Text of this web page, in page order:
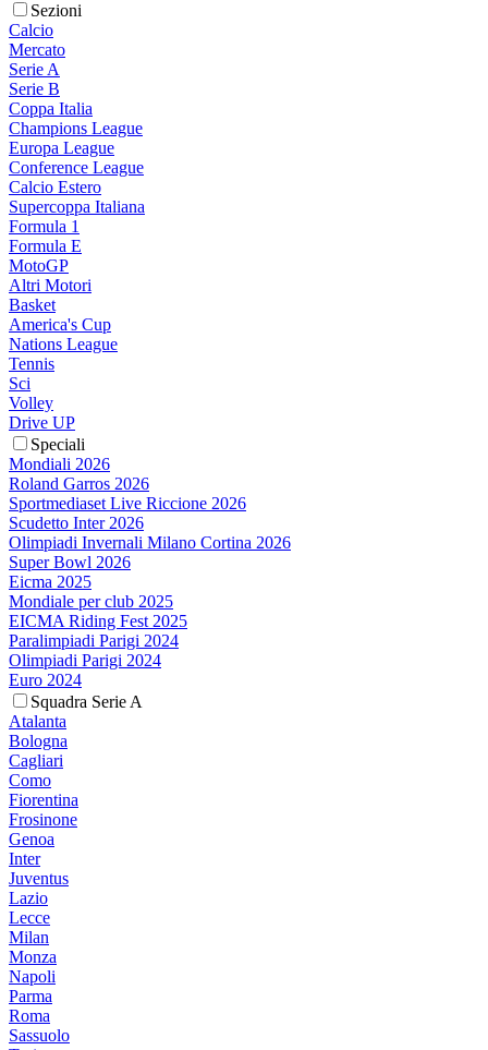
Sezioni
Calcio
Mercato
Serie A
Serie B
Coppa Italia
Champions League
Europa League
Conference League
Calcio Estero
Supercoppa Italiana
Formula 1
Formula E
MotoGP
Altri Motori
Basket
America's Cup
Nations League
Tennis
Sci
Volley
Drive UP
Speciali
Mondiali 2026
Roland Garros 2026
Sportmediaset Live Riccione 2026
Scudetto Inter 2026
Olimpiadi Invernali Milano Cortina 2026
Super Bowl 2026
Eicma 2025
Mondiale per club 2025
EICMA Riding Fest 2025
Paralimpiadi Parigi 2024
Olimpiadi Parigi 2024
Euro 2024
Squadra Serie A
Atalanta
Bologna
Cagliari
Como
Fiorentina
Frosinone
Genoa
Inter
Juventus
Lazio
Lecce
Milan
Monza
Napoli
Parma
Roma
Sassuolo